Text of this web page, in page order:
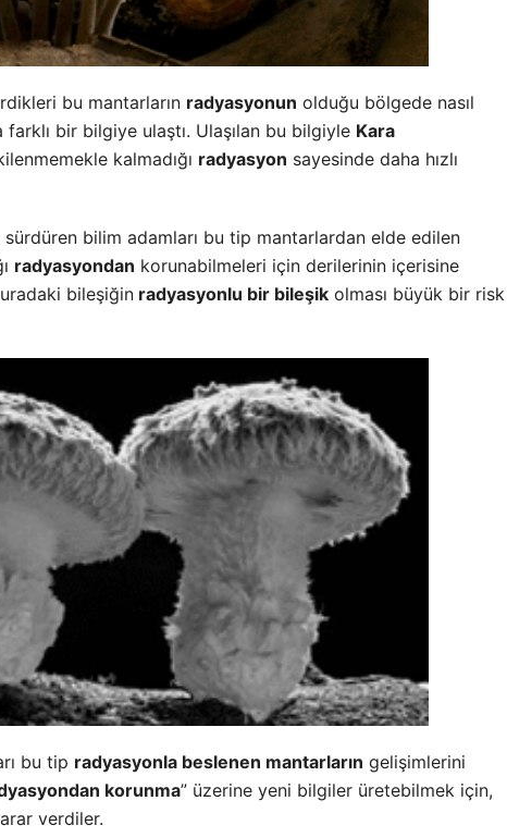
bu mantarların radyasyonun olduğu bölgede nasıl
bir bilgiye ulaştı. Ulaşılan bu bilgiyle Kara
kalmadığı radyasyon sayesinde daha hızlı
sürdüren bilim adamları bu tip mantarlardan elde edilen
radyasyondan korunabilmeleri için derilerinin içerisine
bileşiğin radyasyonlu bir bileşik olması büyük bir risk
bu tip radyasyonla beslenen mantarların gelişimlerini
korunma” üzerine yeni bilgiler üretebilmek için,
verdiler.